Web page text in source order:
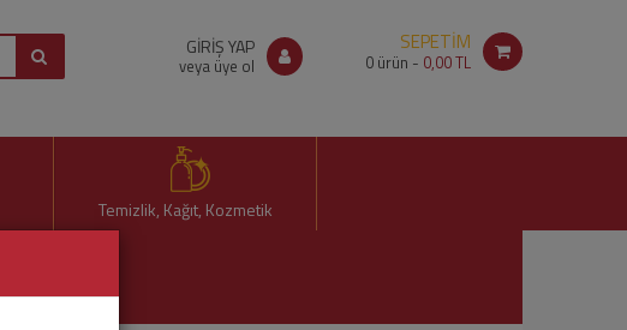
GİRİŞ YAP
veya üye ol
SEPETİM
0 ürün - 0,00 TL
Temizlik, Kağıt, Kozmetik